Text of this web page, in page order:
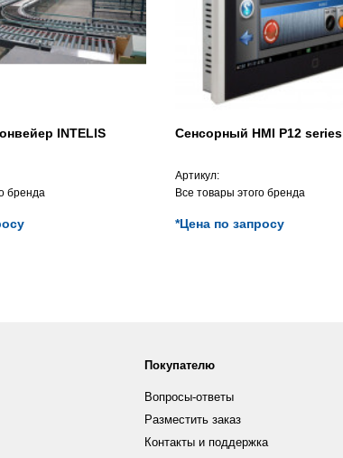
INTELIS
бренда
Сенсорный HMI P12 series
Артикул:
Все товары этого бренда
*Цена по запросу
Покупателю
Вопросы-ответы
Разместить заказ
Контакты и поддержка